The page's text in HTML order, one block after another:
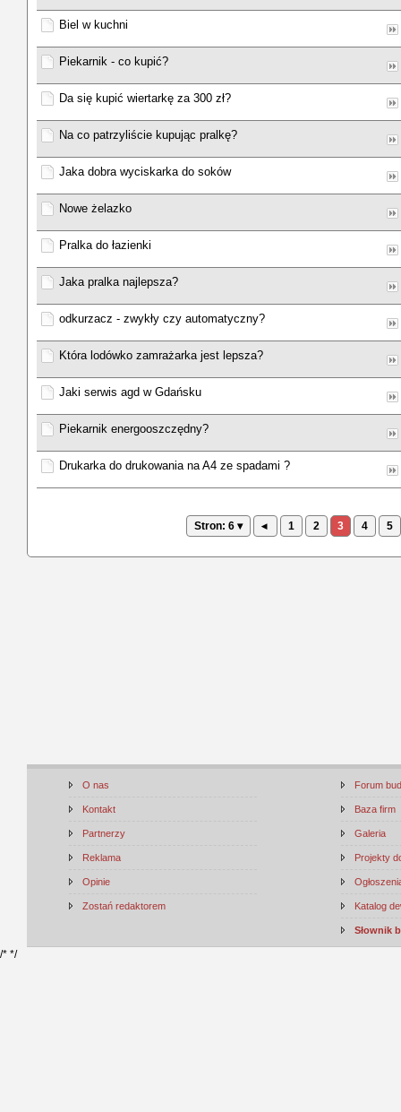
Biel w kuchni
Piekarnik - co kupić?
Da się kupić wiertarkę za 300 zł?
Na co patrzyliście kupując pralkę?
Jaka dobra wyciskarka do soków
Nowe żelazko
Pralka do łazienki
Jaka pralka najlepsza?
odkurzacz - zwykły czy automatyczny?
Która lodówko zamrażarka jest lepsza?
Jaki serwis agd w Gdańsku
Piekarnik energooszczędny?
Drukarka do drukowania na A4 ze spadami ?
Stron: 6 ▾ ◂ 1 2 3 4 5
O nas
Kontakt
Partnerzy
Reklama
Opinie
Zostań redaktorem
Forum
Baza firm
Galeria
Projekty
Katalog
Słownik
/* */